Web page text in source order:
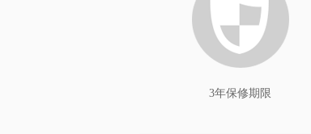
3年保修期限